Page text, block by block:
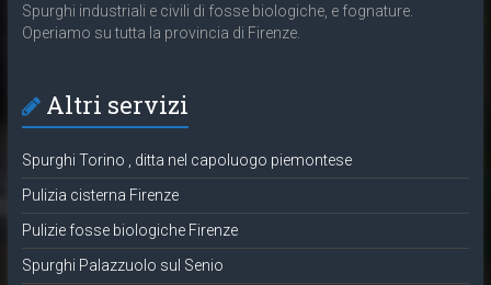
Spurghi industriali e civili di fosse biologiche, e fognature.
Operiamo su tutta la provincia di Firenze.
Altri servizi
Spurghi Torino , ditta nel capoluogo piemontese
Pulizia cisterna Firenze
Pulizie fosse biologiche Firenze
Spurghi Palazzuolo sul Senio